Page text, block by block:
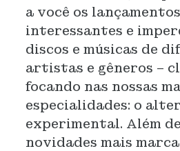
a você os
interessantes e
discos e músicas de
artistas e gêneros –
focando nas nossas
especialidades: o
experimental. Além
novidades mais